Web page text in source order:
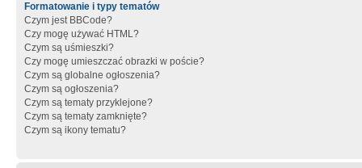
Formatowanie i typy tematów
Czym jest BBCode?
Czy mogę używać HTML?
Czym są uśmieszki?
Czy mogę umieszczać obrazki w poście?
Czym są globalne ogłoszenia?
Czym są ogłoszenia?
Czym są tematy przyklejone?
Czym są tematy zamknięte?
Czym są ikony tematu?